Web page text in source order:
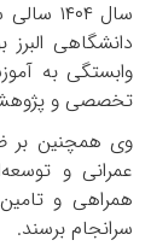
سال ۱۴۰۴ سالی
دانشگاهی
وابستگی به
تخصصی و
وی همچنین بر
عمرانی و
همراهی و
سرانجام برسند.